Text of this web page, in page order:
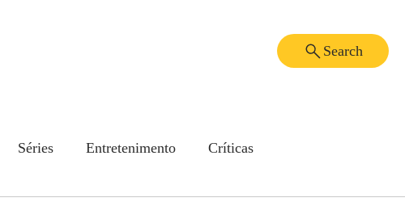
Search
Séries Entretenimento Críticas